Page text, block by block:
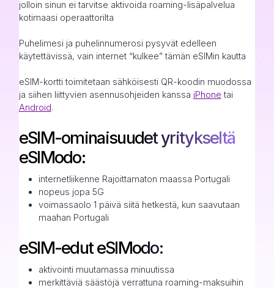
jolloin sinun ei tarvitse aktivoida roaming-lisäpalvelua
kotimaasi operaattorilta
Puhelimesi ja puhelinnumerosi pysyvät edelleen
käytettävissä, vain internet “kulkee” tämän eSIMin kautta
eSIM-kortti toimitetaan sähköisesti QR-koodin muodossa
ja siihen liittyvien asennusohjeiden kanssa iPhone tai
Android.
eSIM-ominaisuudet yritykseltä
eSIModo:
internetliikenne Rajoittamaton maassa Portugali
nopeus jopa 5G
voimassaolo 1 päivä siitä hetkestä, kun saavutaan
maahan Portugali
eSIM-edut eSIModo:
aktivointi muutamassa minuutissa
merkittäviä säästöjä verrattuna roaming-maksuihin